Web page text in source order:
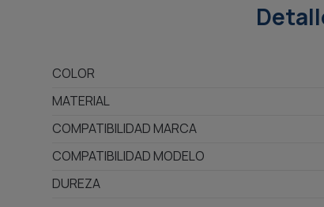
COLOR
MATERIAL
COMPATIBILIDAD MARCA
COMPATIBILIDAD MODELO
DUREZA